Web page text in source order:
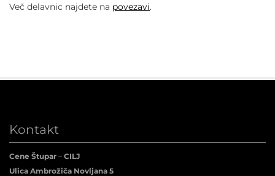
Več delavnic najdete na povezavi.
Kontakt
Cene Štupar – CILJ
Ulica Ambrožiča Novljana 5